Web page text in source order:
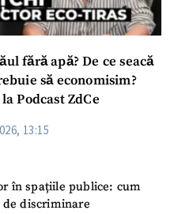
fără apă? De ce seacă
să economisim?
Podcast ZdCe
13:15
în spațiile publice: cum
discriminare